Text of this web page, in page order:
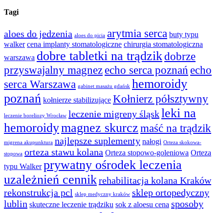
Tagi
aloes do jedzenia aloes do picia arytmia serca buty typu
walker cena implanty stomatologiczne chirurgia stomatologiczna
warszawa dobre tabletki na trądzikdobrze
przyswajalny magnezecho serca poznań echo
serca Warszawa gabinet masażu gdańsk hemoroidy
poznań kołnierze stabilizujące Kołnierz półsztywny
leczenie boreliozy Wrocław leczenie migreny śląskleki na
hemoroidymagnez skurczmaść na trądzik
migrena akupunktura najlepsze suplementy nałogi Orteza skokowa-
stopowa orteza stawu kolana Orteza stopowo-goleniowa Orteza
typu Walker prywatny ośrodek leczenia
uzależnień cennikrehabilitacja kolana Kraków
rekonstrukcja pcl sklep medyczny kraków sklep ortopedyczny
lublin skuteczne leczenie trądziku sok z aloesu cena sposoby